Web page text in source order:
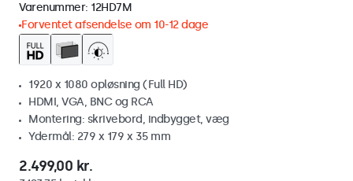
Varenummer: 12HD7M
Forventet afsendelse om 10-12 dage
1920 x 1080 opløsning (Full HD)
HDMI, VGA, BNC og RCA
Montering: skrivebord, indbygget, væg
Ydermål: 279 x 179 x 35 mm
2.499,00 kr.